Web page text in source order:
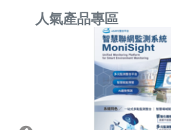
人氣產品專區